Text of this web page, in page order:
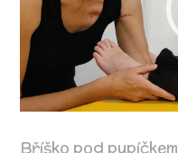
Bříško pod pupíčkem